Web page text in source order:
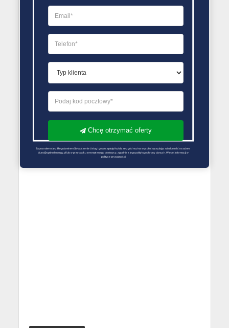
Chcę otrzymać oferty
Zapoznałem się z Regulaminem Świadczenie Usług i go akceptuję Każdą ze zgód można wycofać wysyłając wiadomość na adres
biuro@optimalenergy.pl lub w przypadku zewnętrznego dostawcy, zgodnie z jego polityką ochrony danych. Więcej informacji w
polityce prywatności